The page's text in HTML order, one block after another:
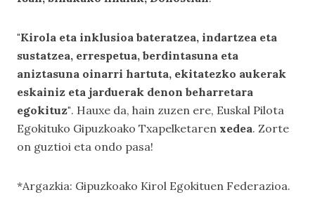
"Kirola eta inklusioa bateratzea, indartzea eta
sustatzea, errespetua, berdintasuna eta
aniztasuna oinarri hartuta, ekitatezko aukerak
eskainiz eta jarduerak denon beharretara
egokituz". Hauxe da, hain zuzen ere, Euskal Pilota
Egokituko Gipuzkoako Txapelketaren xedea. Zorte
on guztioi eta ondo pasa!
*Argazkia: Gipuzkoako Kirol Egokituen Federazioa.